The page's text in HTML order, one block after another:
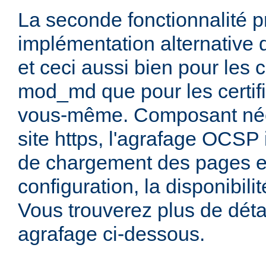
La seconde fonctionnalité
implémentation alternative
et ceci aussi bien pour les
mod_md que pour les
vous-même. Composant
site https, l'agrafage
de chargement des pages
configuration, la
Vous trouverez plus de
agrafage ci-dessous.